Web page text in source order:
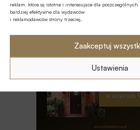
reklam, które są istotne i interesujące dla
bardziej efektywne dla wydawców
i reklamodawców strony trzeciej.
Zaakceptuj
Ustawienia